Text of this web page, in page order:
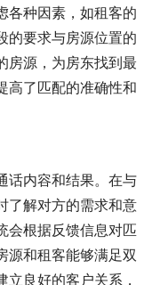
各种因素，如租客的
的要求与房源位置的
房源，为房东找到最
高了匹配的准确性和
话内容和结果。在与
了解对方的需求和意
会根据反馈信息对匹
源和租客能够满足双
良好的客户关系，